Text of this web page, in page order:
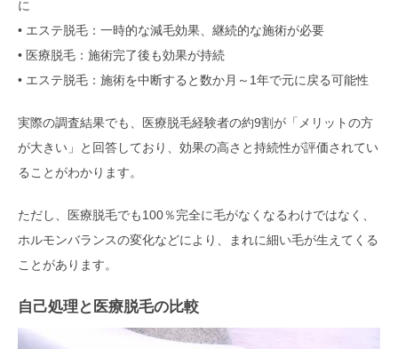
に
• エステ脱毛：一時的な減毛効果、継続的な施術が必要
• 医療脱毛：施術完了後も効果が持続
• エステ脱毛：施術を中断すると数か月～1年で元に戻る可能性
実際の調査結果でも、医療脱毛経験者の約9割が「メリットの方
が大きい」と回答しており、効果の高さと持続性が評価されてい
ることがわかります。
ただし、医療脱毛でも100％完全に毛がなくなるわけではなく、
ホルモンバランスの変化などにより、まれに細い毛が生えてくる
ことがあります。
自己処理と医療脱毛の比較